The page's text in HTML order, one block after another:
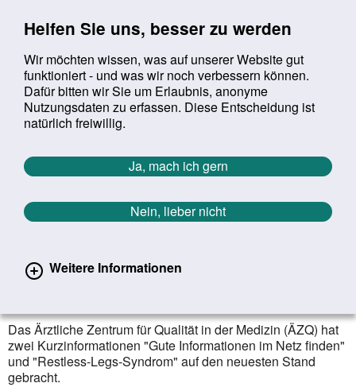
Helfen Sie uns, besser zu werden
Wir möchten wissen, was auf unserer Website gut
funktioniert - und was wir noch verbessern können.
Dafür bitten wir Sie um Erlaubnis, anonyme
Nutzungsdaten zu erfassen. Diese Entscheidung ist
natürlich freiwillig.
Ja, mach ich gern
Nein, lieber nicht
Weitere Informationen
Suchbegriff:
Sie befinden sich hier:
Startseite Aktuelles Aktuelle Meldungen
Aktuelle Meldungen
Zurück zur Übersicht erster
vorheriger
1524/1627
Aktualisierte
Das Ärztliche Zentrum für Qualität in der Medizin (ÄZQ) hat
zwei Kurzinformationen "Gute Informationen im Netz finden"
und "Restless-Legs-Syndrom" auf den neuesten Stand
gebracht.